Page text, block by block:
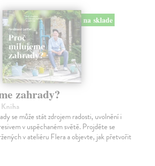
na sklade
zahrady?
Kniha
se může stát zdrojem radosti, uvolnění i
v uspěchaném světě. Projděte se
v ateliéru Flera a objevte, jak přetvořit